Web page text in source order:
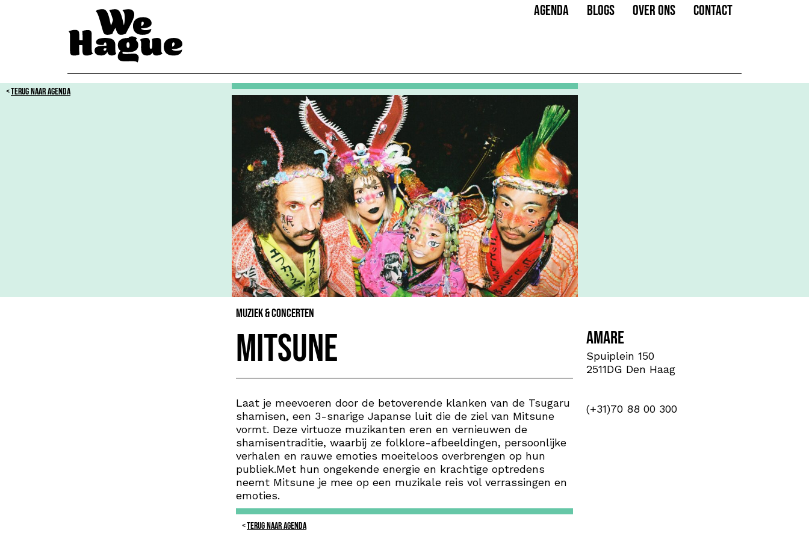
AGENDA BLOGS OVER ONS CONTACT
TERUG NAAR AGENDA
Muziek & Concerten
Mitsune
Laat je meevoeren door de betoverende klanken van de Tsugaru
shamisen, een 3-snarige Japanse luit die de ziel van Mitsune
vormt. Deze virtuoze muzikanten eren en vernieuwen de
shamisentraditie, waarbij ze folklore-afbeeldingen, persoonlijke
verhalen en rauwe emoties moeiteloos overbrengen op hun
publiek.Met hun ongekende energie en krachtige optredens
neemt Mitsune je mee op een muzikale reis vol verrassingen en
emoties.
TERUG NAAR AGENDA
Amare
Spuiplein 150
2511DG Den Haag
(+31)70 88 00 300